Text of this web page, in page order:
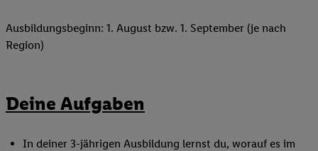
Ausbildungsbeginn: 1. August bzw. 1. September (je nach
Region)
Deine Aufgaben
In deiner 3-jährigen Ausbildung lernst du, worauf es im